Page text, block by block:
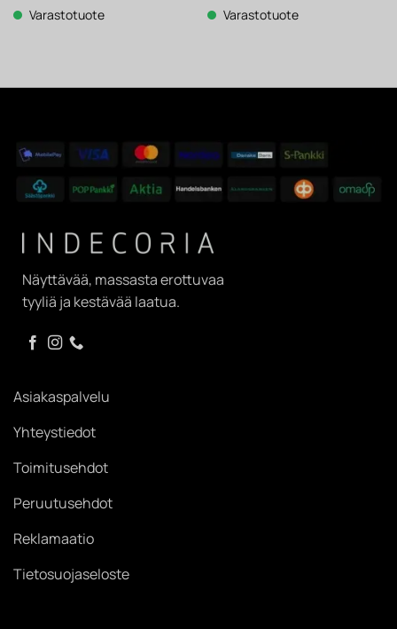
538 €.
Varastotuote 718 €.
Varastotuote
Näyttävää, massasta erottuvaa
tyyliä ja kestävää laatua.
Asiakaspalvelu
Yhteystiedot
Toimitusehdot
Peruutusehdot
Reklamaatio
Tietosuojaseloste